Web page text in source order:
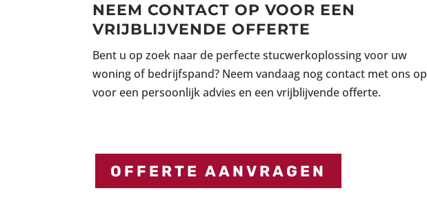
NEEM CONTACT OP VOOR EEN
VRIJBLIJVENDE OFFERTE
Bent u op zoek naar de perfecte stucwerkoplossing voor uw
woning of bedrijfspand? Neem vandaag nog contact met ons op
voor een persoonlijk advies en een vrijblijvende offerte.
OFFERTE AANVRAGEN